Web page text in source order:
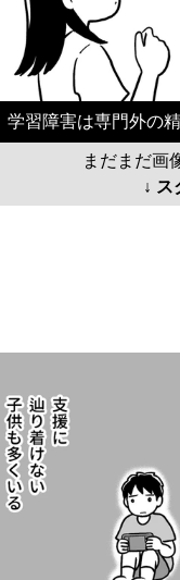
学習障害は専門外の
まだまだ画
↓ ス